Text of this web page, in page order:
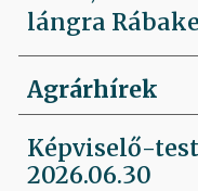
lángra
Agrárhírek
Képviselő-
2026.06.30